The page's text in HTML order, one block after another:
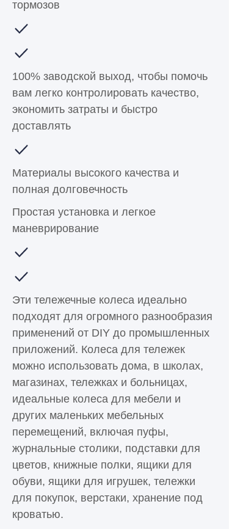
тормозов
100% заводской выход, чтобы помочь
вам легко контролировать качество,
экономить затраты и быстро
доставлять
Материалы высокого качества и
полная долговечность
Простая установка и легкое
маневрирование
Эти тележечные колеса идеально
подходят для огромного разнообразия
применений от DIY до промышленных
приложений. Колеса для тележек
можно использовать дома, в школах,
магазинах, тележках и больницах,
идеальные колеса для мебели и
других маленьких мебельных
перемещений, включая пуфы,
журнальные столики, подставки для
цветов, книжные полки, ящики для
обуви, ящики для игрушек, тележки
для покупок, верстаки, хранение под
кроватью.